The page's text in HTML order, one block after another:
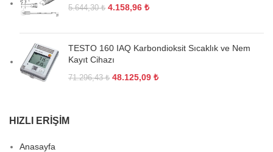
5.644,30₺ 4.158,96 ₺
TESTO 160 IAQ Karbondioksit Sıcaklık ve Nem
Kayıt Cihazı
71.296,43₺ 48.125,09 ₺
HIZLI ERIŞIM
Anasayfa